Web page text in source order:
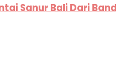
Sanur Bali Dari